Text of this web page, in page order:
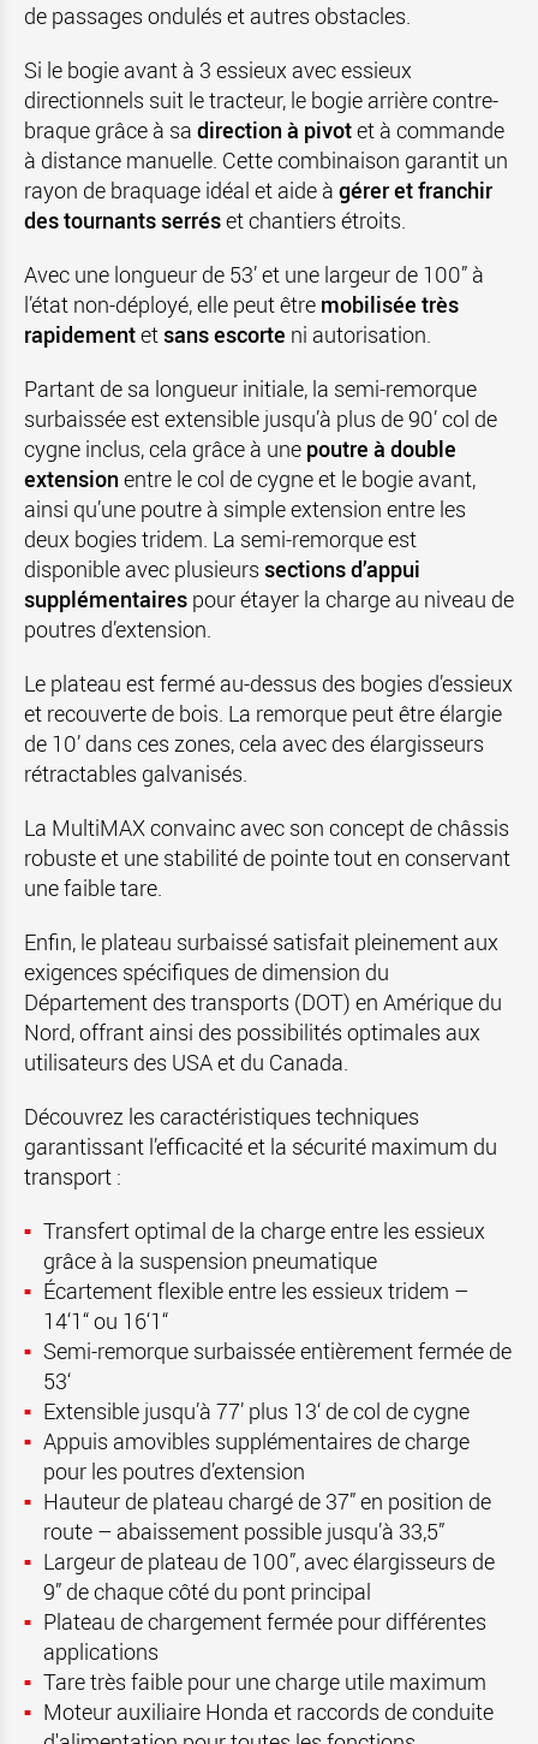
de passages ondulés et autres obstacles.
Si le bogie avant à 3 essieux avec essieux
directionnels suit le tracteur, le bogie arrière contre-
braque grâce à sa direction à pivotet à commande
à distance manuelle. Cette combinaison garantit un
rayon de braquage idéal et aide à gérer et franchir
des tournants serréset chantiers étroits.
Avec une longueur de 53’ et une largeur de 100” à
l’état non-déployé, elle peut être mobilisée très
rapidementetsans escorte ni autorisation.
Partant de sa longueur initiale, la semi-remorque
surbaissée est extensible jusqu’à plus de 90’ col de
cygne inclus, cela grâce à une poutre à double
extension entre le col de cygne et le bogie avant,
ainsi qu’une poutre à simple extension entre les
deux bogies tridem. La semi-remorque est
disponible avec plusieurs sections d’appui
supplémentaires pour étayer la charge au niveau de
poutres d’extension.
Le plateau est fermé au-dessus des bogies d’essieux
et recouverte de bois. La remorque peut être élargie
de 10’ dans ces zones, cela avec des élargisseurs
rétractables galvanisés.
La MultiMAX convainc avec son concept de châssis
robuste et une stabilité de pointe tout en conservant
une faible tare.
Enfin, le plateau surbaissé satisfait pleinement aux
exigences spécifiques de dimension du
Département des transports (DOT) en Amérique du
Nord, offrant ainsi des possibilités optimales aux
utilisateurs des USA et du Canada.
Découvrez les caractéristiques techniques
garantissant l’efficacité et la sécurité maximum du
transport :
Transfert optimal de la charge entre les essieux
grâce à la suspension pneumatique
Écartement flexible entre les essieux tridem –
14‘1“ ou 16‘1“
Semi-remorque surbaissée entièrement fermée de
53‘
Extensible jusqu’à 77’ plus 13‘ de col de cygne
Appuis amovibles supplémentaires de charge
pour les poutres d’extension
Hauteur de plateau chargé de 37” en position de
route – abaissement possible jusqu’à 33,5”
Largeur de plateau de 100”, avec élargisseurs de
9” de chaque côté du pont principal
Plateau de chargement fermée pour différentes
applications
Tare très faible pour une charge utile maximum
Moteur auxiliaire Honda et raccords de conduite